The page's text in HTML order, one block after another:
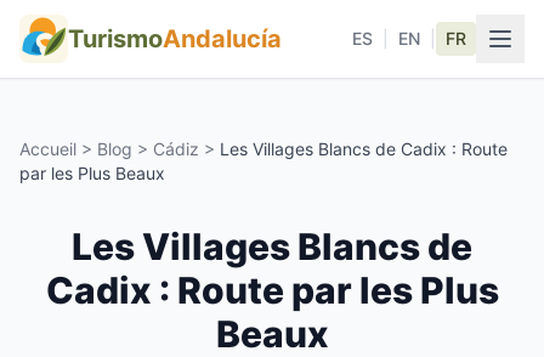
TurismoAndalucía ES EN FR
Accueil > Blog > Cádiz > Les Villages Blancs de Cadix : Route
par les Plus Beaux
Les Villages Blancs de
Cadix : Route par les Plus
Beaux